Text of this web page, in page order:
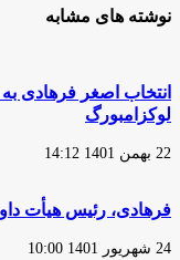
نوشته های مشابه
انتخاب اصغر فرهادی
لوکزامبورگ
22 بهمن 1401 14:12
فرهادی، رئیس هیأت
24 شهریور 1401 10:00